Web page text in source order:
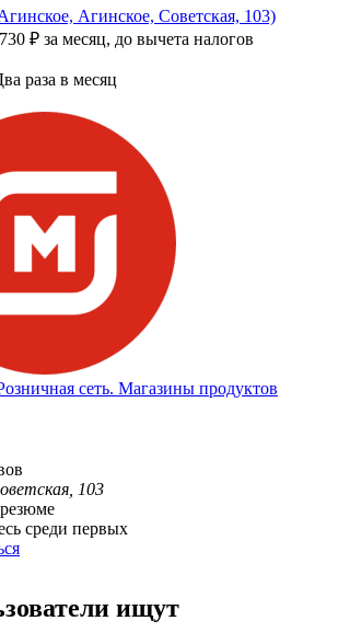
Агинское, Советская, 103)
₽ за месяц, до вычета налогов
раза в месяц
сеть. Магазины продуктов
103
среди первых
ищут